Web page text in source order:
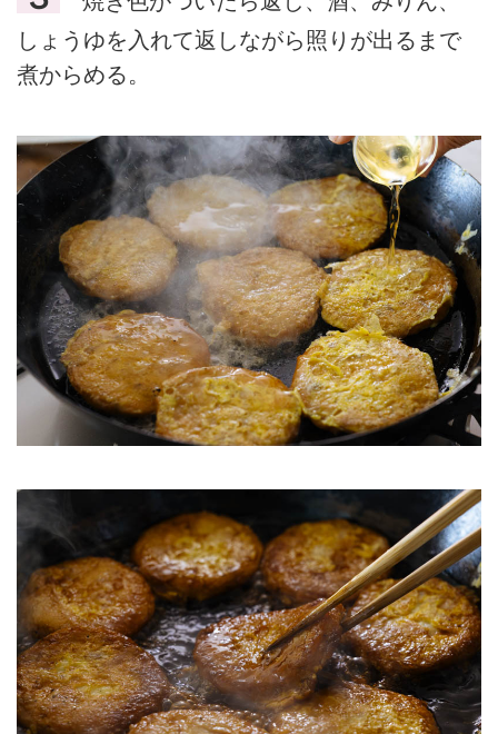
しょうゆを入れて返しながら照りが出るまで
煮からめる。